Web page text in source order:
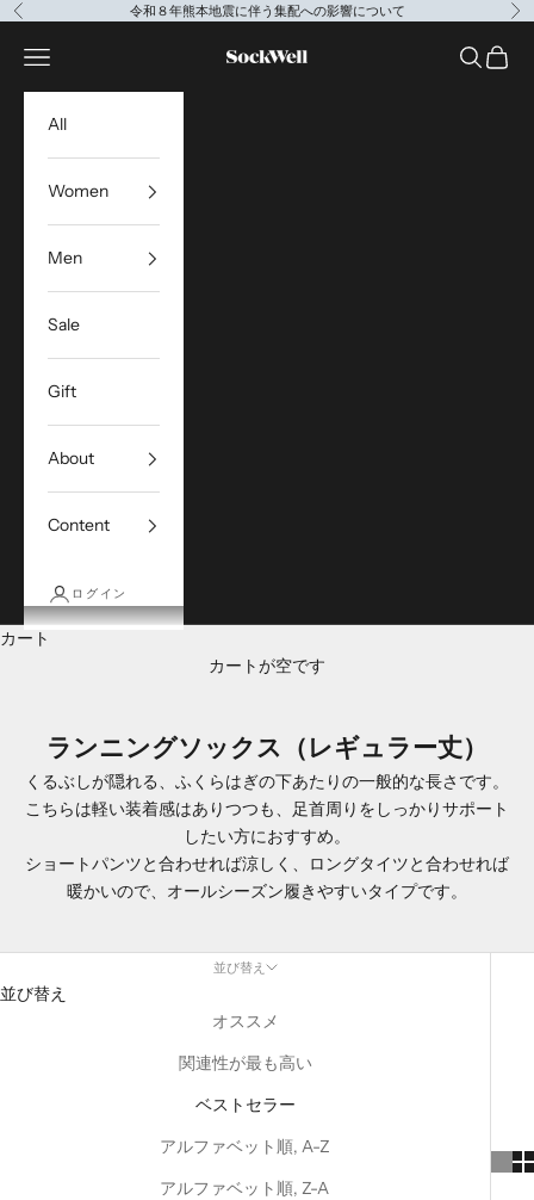
コンテンツへスキップ
前へ 令和８年熊本地震に伴う集配への影響について 次
Sockwell Japan
メニューを開く 検索を開
カー
All
Women
Men
Sale
Gift
About
Content
ログイン
カート
カートが空です
ランニングソックス（レギュラー丈）
くるぶしが隠れる、 ふくらはぎの下あたりの一般的な長さです。
こちらは軽い装着感はありつつも、足首周りをしっかりサポート
したい方におすすめ。
ショートパンツと合わせれば涼しく、ロングタイツと合わせれば
暖かいので、オールシーズン履きやすいタイプです。
並び替え
並び替え
オススメ
関連性が最も高い
ベストセラー
アルファベット順, A-Z
アルファベット順, Z-A